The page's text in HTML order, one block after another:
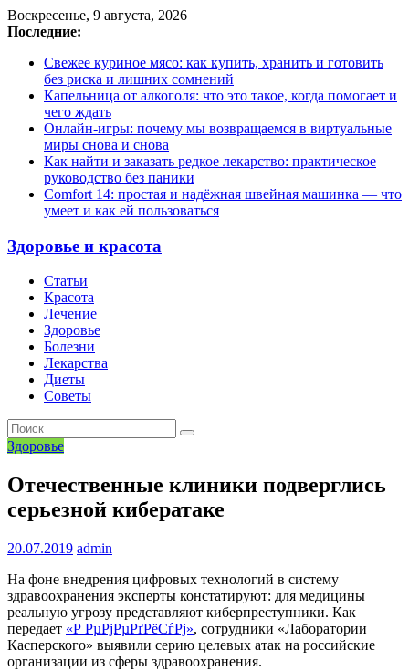
Воскресенье, 9 августа, 2026
Последние:
Свежее куриное мясо: как купить, хранить и готовить
без риска и лишних сомнений
Капельница от алкоголя: что это такое, когда помогает и
чего ждать
Онлайн-игры: почему мы возвращаемся в виртуальные
миры снова и снова
Как найти и заказать редкое лекарство: практическое
руководство без паники
Comfort 14: простая и надёжная швейная машинка — что
умеет и как ей пользоваться
Здоровье и красота
Статьи
Красота
Лечение
Здоровье
Болезни
Лекарства
Диеты
Советы
Здоровье
Отечественные клиники подверглись
серьезной кибератаке
20.07.2019 admin
На фоне внедрения цифровых технологий в систему
здравоохранения эксперты констатируют: для медицины
реальную угрозу представляют киберпреступники. Как
передает «Р РµРјРµРґРёСѓРј», сотрудники «Лаборатории
Касперского» выявили серию целевых атак на российские
организации из сферы здравоохранения.